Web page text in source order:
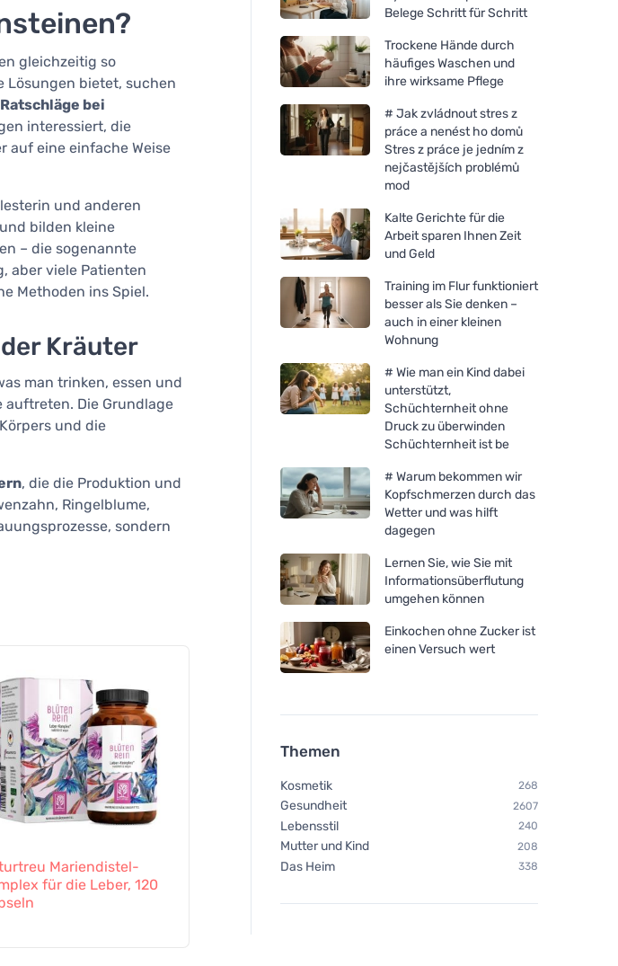
gleichzeitig so
Lösungen bietet, suchen
bei
interessiert, die
auf eine einfache Weise
und anderen
bilden kleine
– die sogenannte
aber viele Patienten
Methoden ins Spiel.
Kräuter
man trinken, essen und
auftreten. Die Grundlage
und die
, die die Produktion und
Ringelblume,
sondern
Mariendistel-
für die Leber, 120
Bombus Protein 30%
Belege Schritt für Schritt
Trockene Hände durch
häufiges Waschen und
ihre wirksame Pflege
# Jak zvládnout stres z
práce a nenést ho domů
Stres z práce je jedním z
nejčastějších problémů
mod
Kalte Gerichte für die
Arbeit sparen Ihnen Zeit
und Geld
Training im Flur funktioniert
besser als Sie denken –
auch in einer kleinen
Wohnung
# Wie man ein Kind dabei
unterstützt,
Schüchternheit ohne
Druck zu überwinden
Schüchternheit ist be
# Warum bekommen wir
Kopfschmerzen durch das
Wetter und was hilft
dagegen
Lernen Sie, wie Sie mit
Informationsüberflutung
umgehen können
Einkochen ohne Zucker ist
einen Versuch wert
Themen
Kosmetik 268
Gesundheit 2607
Lebensstil 240
Mutter und Kind 208
Das Heim 338